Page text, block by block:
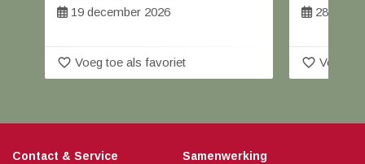
19 december 2026
favorite_border Voeg toe als favoriet
28 t/m
favorite_border Voeg
Contact & Service
Samenwerking